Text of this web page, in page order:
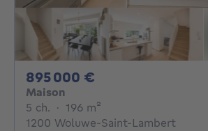
895 000 €
Maison
5 ch. 5 chambres
· 196 m²
1200 Woluwe-Saint-Lambert